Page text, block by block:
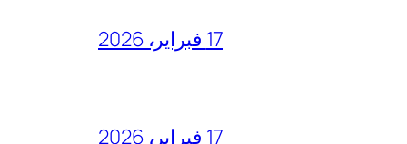
17 فبراير، 2026
17 فبراير، 2026